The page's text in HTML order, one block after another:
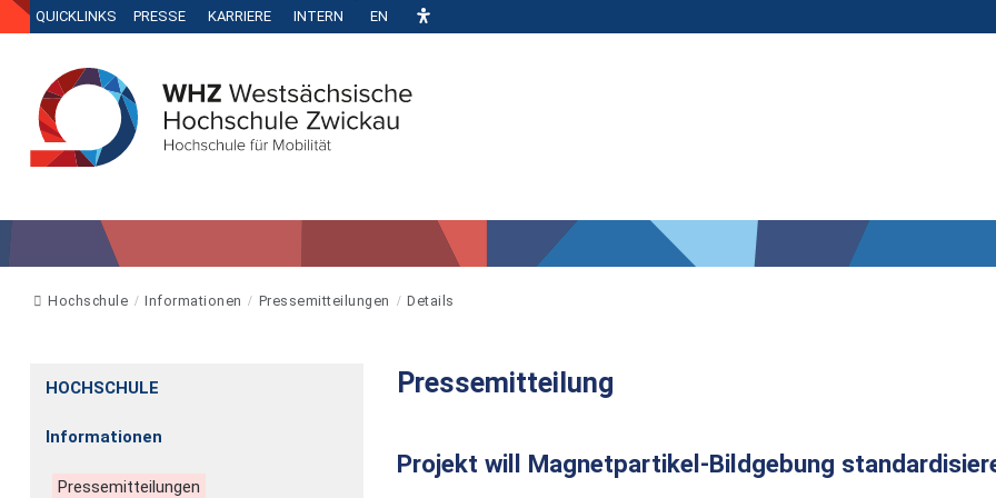
QUICKLINKS PRESSE KARRIERE INTERN EN
Hochschule Informationen Pressemitteilungen Details
HOCHSCHULE
Informationen
Pressemitteilungen
Pressemitteilung
Projekt will Magnetpartikel-Bildgebung